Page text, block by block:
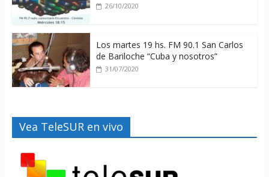
26/10/2020
Los martes 19 hs. FM 90.1 San Carlos
de Bariloche “Cuba y nosotros”
31/07/2020
Vea TeleSUR en vivo